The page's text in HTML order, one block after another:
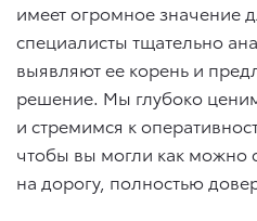
имеет огромное значение
специалисты тщательно
выявляют ее корень и
решение. Мы глубоко
и стремимся к
чтобы вы могли как можно
на дорогу, полностью